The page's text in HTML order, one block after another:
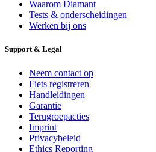
Waarom Diamant
Tests & onderscheidingen
Werken bij ons
Support & Legal
Neem contact op
Fiets registreren
Handleidingen
Garantie
Terugroepacties
Imprint
Privacybeleid
Ethics Reporting